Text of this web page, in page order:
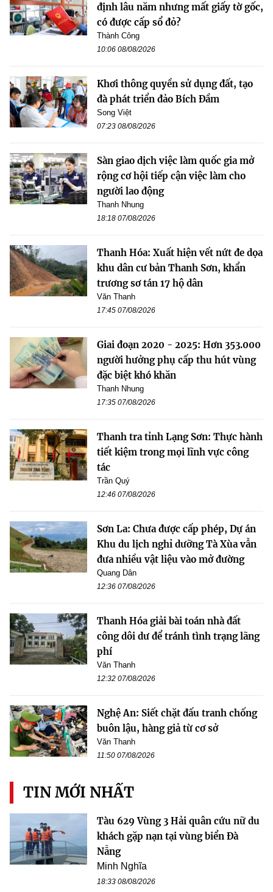
định lâu năm nhưng mất giấy tờ gốc,
có được cấp sổ đỏ?
Thành Công
10:06 08/08/2026
Khơi thông quyền sử dụng đất, tạo
đà phát triển đảo Bích Đầm
Song Việt
07:23 08/08/2026
Sàn giao dịch việc làm quốc gia mở
rộng cơ hội tiếp cận việc làm cho
người lao động
Thanh Nhung
18:18 07/08/2026
Thanh Hóa: Xuất hiện vết nứt đe dọa
khu dân cư bản Thanh Sơn, khẩn
trương sơ tán 17 hộ dân
Văn Thanh
17:45 07/08/2026
Giai đoạn 2020 - 2025: Hơn 353.000
người hưởng phụ cấp thu hút vùng
đặc biệt khó khăn
Thanh Nhung
17:35 07/08/2026
Thanh tra tỉnh Lạng Sơn: Thực hành
tiết kiệm trong mọi lĩnh vực công
tác
Trần Quý
12:46 07/08/2026
Sơn La: Chưa được cấp phép, Dự án
Khu du lịch nghỉ dưỡng Tà Xùa vẫn
đưa nhiều vật liệu vào mở đường
Quang Dân
12:36 07/08/2026
Thanh Hóa giải bài toán nhà đất
công dôi dư để tránh tình trạng lãng
phí
Văn Thanh
12:32 07/08/2026
Nghệ An: Siết chặt đấu tranh chống
buôn lậu, hàng giả từ cơ sở
Văn Thanh
11:50 07/08/2026
TIN MỚI NHẤT
Tàu 629 Vùng 3 Hải quân cứu nữ du
khách gặp nạn tại vùng biển Đà
Nẵng
Minh Nghĩa
18:33 08/08/2026